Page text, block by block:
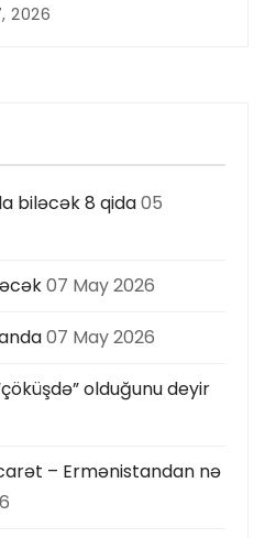
2026
biləcək 8 qida05
07 May 2026
07 May 2026
olduğunu deyir
– Ermənistandan nə